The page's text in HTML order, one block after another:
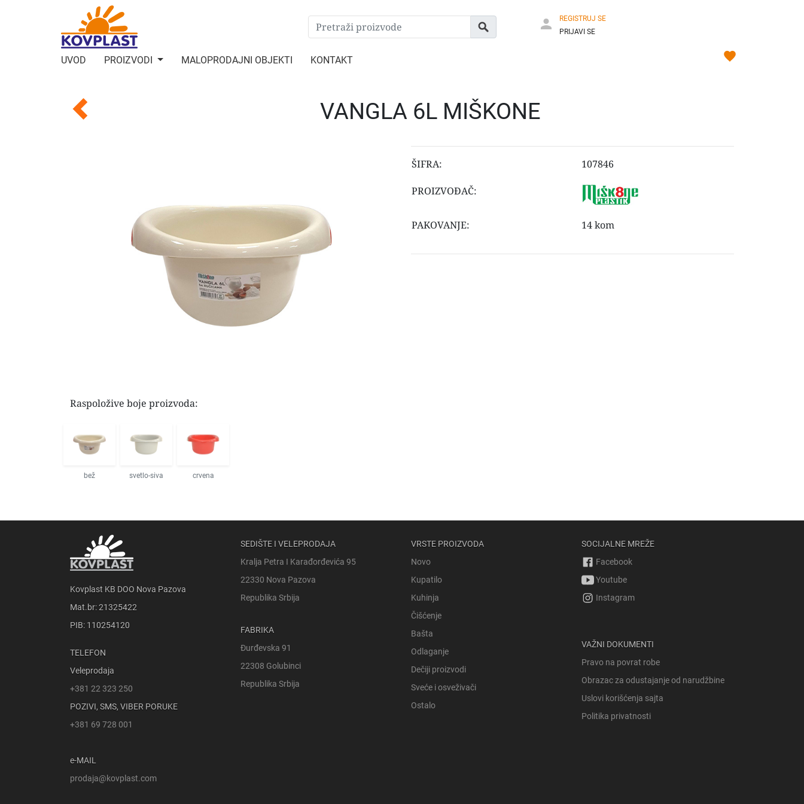
UVOD PROIZVODI MALOPRODAJNI OBJEKTI KONTAKT
REGISTRUJ SE
PRIJAVI SE
VANGLA 6L MIŠKONE
Raspoložive boje proizvoda:
bež svetlo-siva crvena
ŠIFRA: 107846
PROIZVOĐAČ:
PAKOVANJE: 14 kom
Kovplast KB DOO Nova Pazova
Mat.br: 21325422
PIB: 110254120
TELEFON
Veleprodaja
+381 22 323 250
POZIVI, SMS, VIBER PORUKE
+381 69 728 001
e-MAIL
prodaja@kovplast.com
SEDIŠTE I VELEPRODAJA
Kralja Petra I Karađorđevića 95
22330 Nova Pazova
Republika Srbija
FABRIKA
Đurđevska 91
22308 Golubinci
Republika Srbija
VRSTE PROIZVODA
Novo
Kupatilo
Kuhinja
Čišćenje
Bašta
Odlaganje
Dečiji proizvodi
Sveće i osveživači
Ostalo
SOCIJALNE MREŽE
Facebook
Youtube
Instagram
VAŽNI DOKUMENTI
Pravo na povrat robe
Obrazac za odustajanje od narudžbine
Uslovi korišćenja sajta
Politika privatnosti